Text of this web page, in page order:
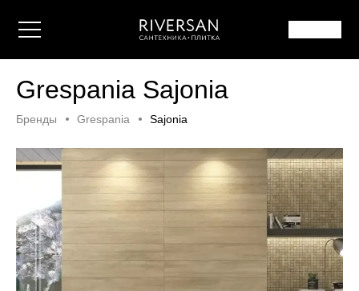
Grespania Sajonia
Бренды Grespania Sajonia